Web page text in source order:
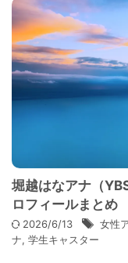
堀越はなアナ（
ロフィールまとめ
2026/6/13 女性
ナ, 学生キャスター